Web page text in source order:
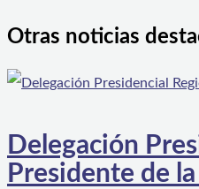
Otras noticias
Delegación
Presidente de